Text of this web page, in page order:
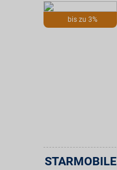
bis zu 3%
STARMOBILE